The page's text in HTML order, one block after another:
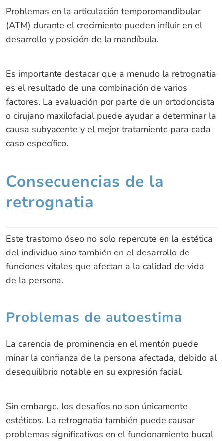
Problemas en la articulación temporomandibular
(ATM) durante el crecimiento pueden influir en el
desarrollo y posición de la mandíbula.
Es importante destacar que a menudo la retrognatia
es el resultado de una combinación de varios
factores. La evaluación por parte de un ortodoncista
o cirujano maxilofacial puede ayudar a determinar la
causa subyacente y el mejor tratamiento para cada
caso específico.
Consecuencias de la
retrognatia
Este trastorno óseo no solo repercute en la estética
del individuo sino también en el desarrollo de
funciones vitales que afectan a la calidad de vida
de la persona.
Problemas de autoestima
La carencia de prominencia en el mentón puede
minar la confianza de la persona afectada, debido al
desequilibrio notable en su expresión facial.
Sin embargo, los desafíos no son únicamente
estéticos. La retrognatia también puede causar
problemas significativos en el funcionamiento bucal